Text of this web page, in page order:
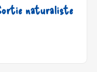
naturaliste